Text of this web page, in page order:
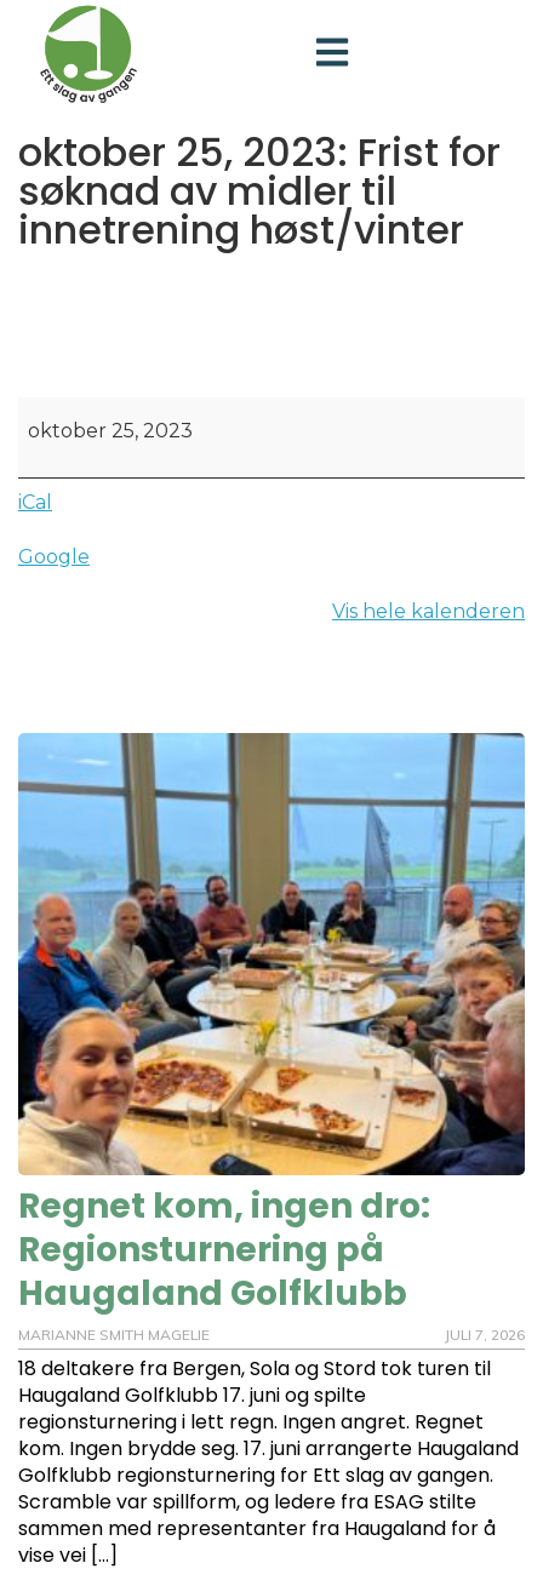
oktober 25, 2023: Frist for
søknad av midler til
innetrening høst/vinter
oktober 25, 2023
iCal
Google
Vis hele kalenderen
Regnet kom, ingen dro:
Regionsturnering på
Haugaland Golfklubb
MARIANNE SMITH MAGELIE JULI 7, 2026
18 deltakere fra Bergen, Sola og Stord tok turen til
Haugaland Golfklubb 17. juni og spilte
regionsturnering i lett regn. Ingen angret. Regnet
kom. Ingen brydde seg. 17. juni arrangerte Haugaland
Golfklubb regionsturnering for Ett slag av gangen.
Scramble var spillform, og ledere fra ESAG stilte
sammen med representanter fra Haugaland for å
vise vei […]